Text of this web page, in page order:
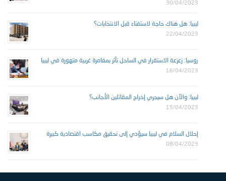
30/04/2023
ليبيا: هل هناك حاجة لاستفتاء قبل الانتخابات؟
22/04/2023
روسيا: زعزعة الاستقرار في الساحل تأثر بمغامرة غربية متهورة في ليبيا
16/04/2023
ليبيا: والآن هل سيجري إخراج المقاتلين الأجانب؟
15/04/2023
إحلال السلام في ليبيا سيؤدي إلى تحقيق مكاسب اقتصادية كبيرة
08/04/2023